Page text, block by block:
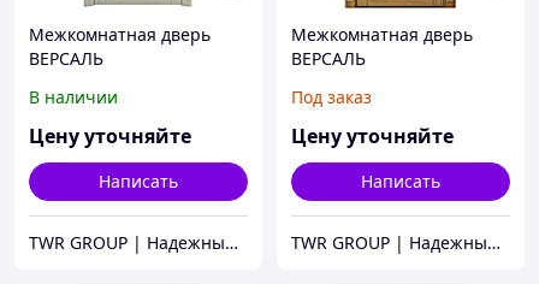
Межкомнатная дверь
ВЕРСАЛЬ
В наличии
Цену уточняйте
Написать
TWR GROUP | Надежный поставщик кровельных материалов, оконных систем и дверей
Межкомнатная дверь
ВЕРСАЛЬ
Под заказ
Цену уточняйте
Написать
TWR GROUP | Надежный поставщик кровельных материалов, оконных систем и дверей